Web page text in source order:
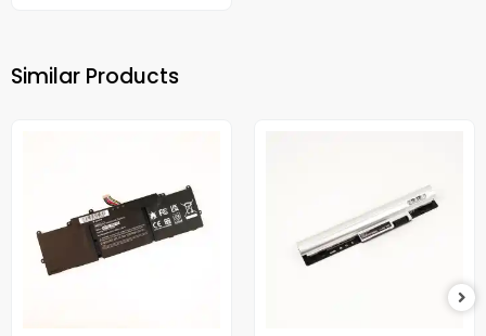
Similar Products